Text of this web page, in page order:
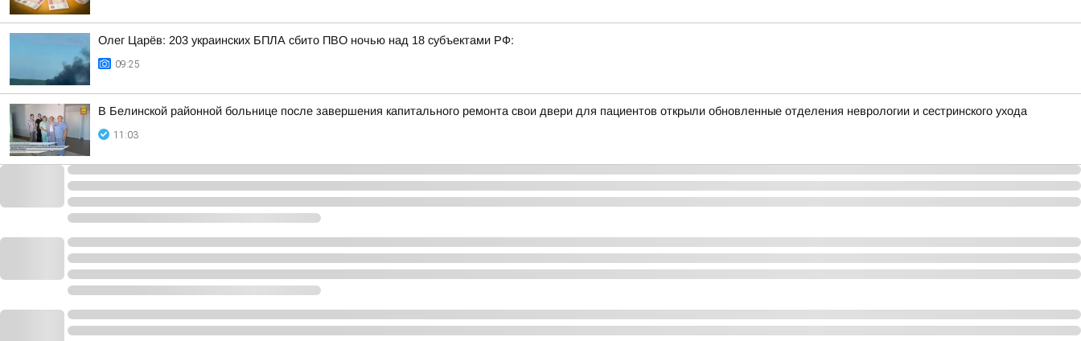
Олег Царёв: 203 украинских БПЛА сбито ПВО ночью над 18 субъектами РФ:
09:25
В Белинской районной больнице после завершения капитального ремонта свои двери для пациентов открыли обновленные отделения неврологии и сестринского ухода
11:03